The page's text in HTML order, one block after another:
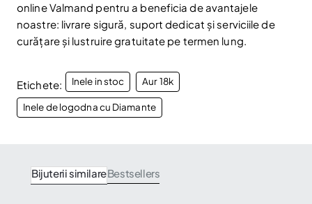
online Valmand pentru a beneficia de avantajele
noastre: livrare sigură, suport dedicat și serviciile de
curățare și lustruire gratuitate pe termen lung.
Etichete: Inele in stoc Aur 18k
Inele de logodna cu Diamante
Bijuterii similareBestsellers